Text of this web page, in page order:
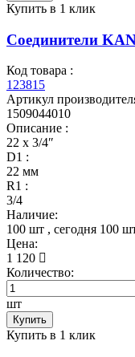
Купить в 1 клик
Соединители
Код товара :
123815
Артикул
1509044010
Описание :
22 x 3/4″
D1 :
22 мм
R1 :
3/4
Наличие:
100 шт , сегодня 100
Цена:
1 120
Количество:
шт
Купить
Купить в 1 клик